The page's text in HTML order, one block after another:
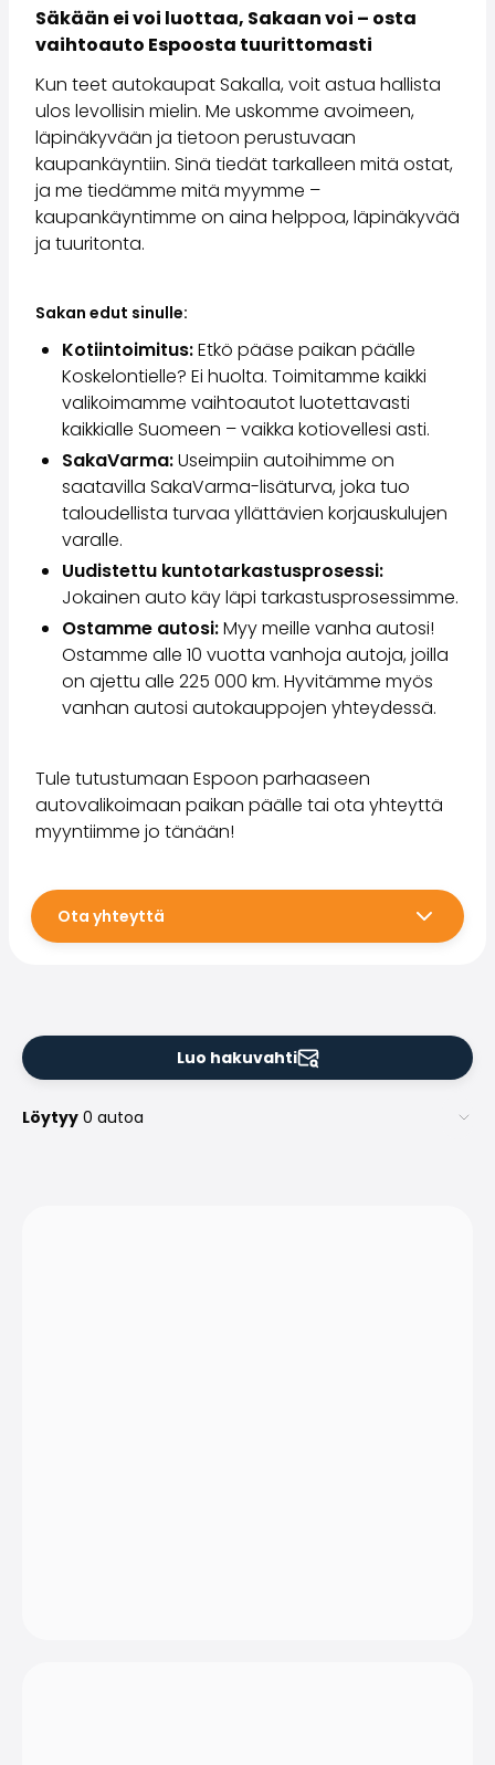
Rekrytointi
Laskutustiedot
Kokemuksia Sakasta
Reklamaatiot
Säkään ei voi luottaa, Sakaan voi – osta
vaihtoauto Espoosta tuurittomasti
Kun teet autokaupat Sakalla, voit astua hallista
ulos levollisin mielin. Me uskomme avoimeen,
läpinäkyvään ja tietoon perustuvaan
kaupankäyntiin. Sinä tiedät tarkalleen mitä ostat,
ja me tiedämme mitä myymme –
kaupankäyntimme on aina helppoa, läpinäkyvää
ja tuuritonta.
Sakan edut sinulle:
Kotiintoimitus:Etkö pääse paikan päälle
Koskelontielle? Ei huolta. Toimitamme kaikki
valikoimamme vaihtoautot luotettavasti
kaikkialle Suomeen – vaikka kotiovellesi asti.
SakaVarma:Useimpiin autoihimme on
saatavilla SakaVarma-lisäturva, joka tuo
taloudellista turvaa yllättävien korjauskulujen
varalle.
Uudistettu kuntotarkastusprosessi:
Jokainen auto käy läpi tarkastusprosessimme.
Ostamme autosi:Myy meille vanha autosi!
Ostamme alle 10 vuotta vanhoja autoja, joilla
on ajettu alle 225 000 km. Hyvitämme myös
vanhan autosi autokauppojen yhteydessä.
Tule tutustumaan Espoon parhaaseen
autovalikoimaan paikan päälle tai ota yhteyttä
myyntiimme jo tänään!
Ota yhteyttä
Luo hakuvahti
Löytyy 0 autoa